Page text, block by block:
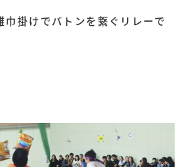
巾掛けでバトンを繋ぐリレーで